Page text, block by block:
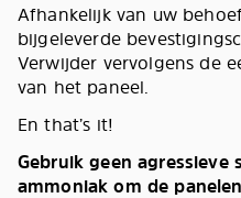
Afhankelijk van uw
bijgeleverde
Verwijder vervolgens de
van het paneel.
En that’s it!
Gebruik geen agressieve
ammoniak om de